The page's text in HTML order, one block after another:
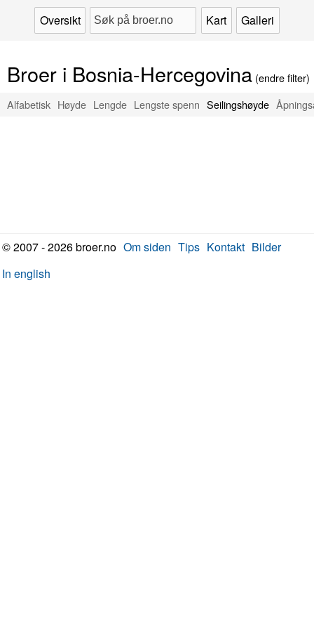
Oversikt Kart Galleri
Broer i Bosnia-Hercegovina (endre filter)
Alfabetisk Høyde Lengde Lengste spenn Seilingshøyde
© 2007 - 2026 broer.no Om siden Tips Kontakt Bilder
In english